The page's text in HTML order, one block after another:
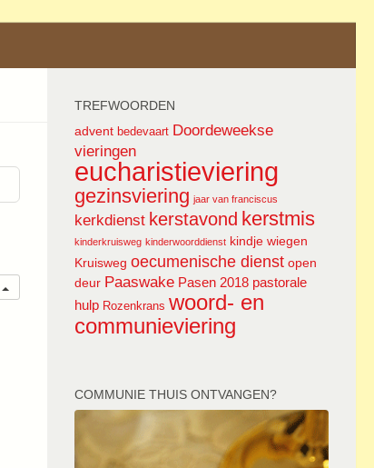
TREFWOORDEN
advent bedevaart Doordeweekse
vieringen
eucharistieviering
gezinsviering jaar van franciscus
kerkdienst kerstavond kerstmis
kinderkruisweg kinderwoorddienst kindje wiegen
Kruisweg oecumenische dienst open
deur Paaswake Pasen 2018 pastorale
hulp Rozenkrans woord- en
communieviering
COMMUNIE THUIS ONTVANGEN?